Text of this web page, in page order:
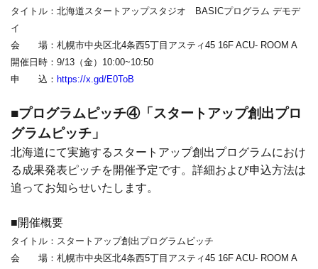
タイトル：北海道スタートアップスタジオ BASICプログラム デモデ
イ
会 場：札幌市中央区北4条西5丁目アスティ45 16F ACU- ROOM A
開催日時：9/13（金）10:00~10:50
申 込： https://x.gd/E0ToB
■プログラムピッチ④「スタートアップ創出プロ
グラムピッチ」
北海道にて実施するスタートアップ創出プログラムにおけ
る成果発表ピッチを開催予定です。詳細および申込方法は
追ってお知らせいたします。
■開催概要
タイトル：スタートアップ創出プログラムピッチ
会 場：札幌市中央区北4条西5丁目アスティ45 16F ACU- ROOM A